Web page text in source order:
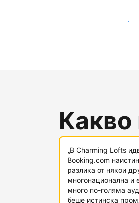
Достигнете до
Какво
„В Charming Lofts
Booking.com
разлика от някои
многонационална и
много по-голяма
беше истинска